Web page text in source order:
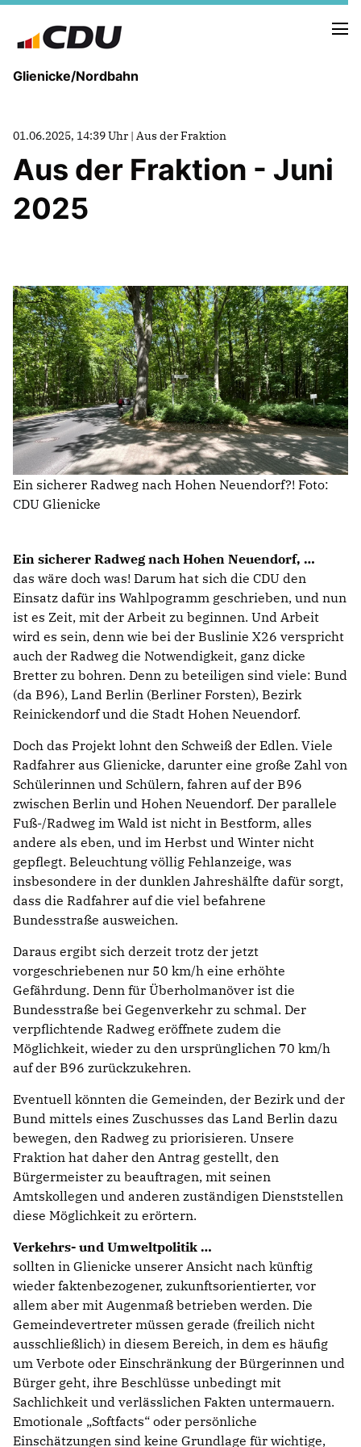
Glienicke/Nordbahn
IN EIGENER SACHE
DER VORSTAND
01.06.2025, 14:39 Uhr | Aus der Fraktion
Aus der Fraktion - Juni
2025
Ein sicherer Radweg nach Hohen Neuendorf,
das wäre doch was! Darum hat sich die CDU den
Einsatz dafür ins Wahlpogramm geschrieben, und nun
ist es Zeit, mit der Arbeit zu beginnen. Und Arbeit
wird es sein, denn wie bei der Buslinie X26 verspricht
auch der Radweg die Notwendigkeit, ganz dicke
Bretter zu bohren. Denn zu beteiligen sind viele: Bund
(da B96), Land Berlin (Berliner Forsten), Bezirk
Reinickendorf und die Stadt Hohen Neuendorf.
Doch das Projekt lohnt den Schweiß der Edlen. Viele
Radfahrer aus Glienicke, darunter eine große Zahl von
Schülerinnen und Schülern, fahren auf der B96
zwischen Berlin und Hohen Neuendorf. Der parallele
Fuß-/Radweg im Wald ist nicht in Bestform, alles
andere als eben, und im Herbst und Winter nicht
gepflegt. Beleuchtung völlig Fehlanzeige, was
insbesondere in der dunklen Jahreshälfte dafür sorgt,
dass die Radfahrer auf die viel befahrene
Bundesstraße ausweichen.
Daraus ergibt sich derzeit trotz der jetzt
vorgeschriebenen nur 50 km/h eine erhöhte
Gefährdung. Denn für Überholmanöver ist die
Bundesstraße bei Gegenverkehr zu schmal. Der
verpflichtende Radweg eröffnete zudem die
Möglichkeit, wieder zu den ursprünglichen 70 km/h
auf der B96 zurückzukehren.
Eventuell könnten die Gemeinden, der Bezirk und der
Bund mittels eines Zuschusses das Land Berlin dazu
bewegen, den Radweg zu priorisieren. Unsere
Fraktion hat daher den Antrag gestellt, den
Bürgermeister zu beauftragen, mit seinen
Amtskollegen und anderen zuständigen Dienststellen
diese Möglichkeit zu erörtern.
Verkehrs- und Umweltpolitik
sollten in Glienicke unserer Ansicht nach künftig
wieder faktenbezogener, zukunftsorientierter, vor
allem aber mit Augenmaß betrieben werden. Die
Gemeindevertreter müssen gerade (freilich nicht
ausschließlich) in diesem Bereich, in dem es häufig
um Verbote oder Einschränkung der Bürgerinnen und
Bürger geht, ihre Beschlüsse unbedingt mit
Sachlichkeit und verlässlichen Fakten untermauern.
Emotionale „Softfacts“ oder persönliche
Einschätzungen sind keine Grundlage für wichtige,
Ein sicherer Radweg nach Hohen Neuendorf?! Foto:
CDU Glienicke